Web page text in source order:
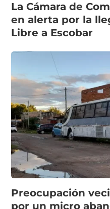
La Cámara de
en alerta por la
Libre a Escobar
Preocupación
por un micro